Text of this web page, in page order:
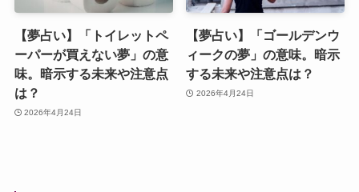
【夢占い】「トイレットペ
ーパーが買えない夢」の意
味。暗示する未来や注意点
は？
2026年4月24日
【夢占い】「ゴールデンウ
ィークの夢」の意味。暗示
する未来や注意点は？
2026年4月24日